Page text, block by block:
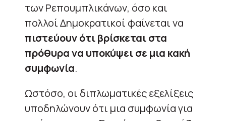
των Ρεπουμπλικάνων, όσο και
πολλοί Δημοκρατικοί φαίνεται να
πιστεύουν ότι βρίσκεται στα
πρόθυρα να υποκύψει σε μια κακή
συμφωνία.
Ωστόσο, οι διπλωματικές εξελίξεις
υποδηλώνουν ότι μια συμφωνία για